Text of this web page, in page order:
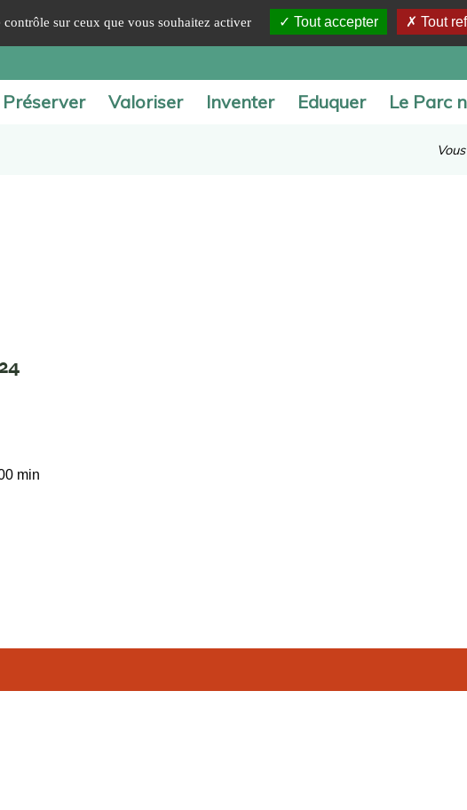
Préserver Valoriser Inventer Eduquer Le Parc
min
sur ceux que vous souhaitez activer Tout accepter Tout